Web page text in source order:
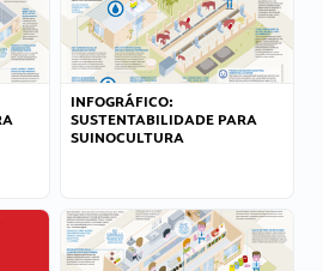
INFOGRÁFICO:
SUSTENTABILIDADE PARA
SUINOCULTURA